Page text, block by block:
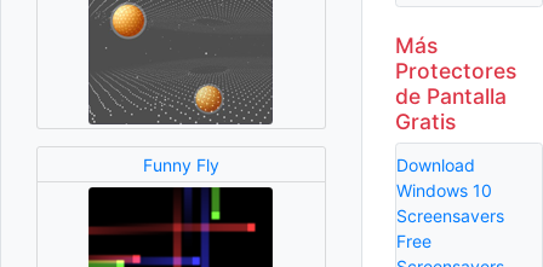
Funny Fly
Más
Protectores
de Pantalla
Gratis
Download
Windows 10
Screensavers
Free